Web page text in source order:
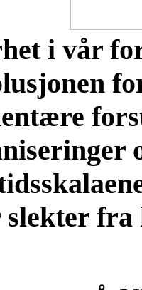
i vår
slekter